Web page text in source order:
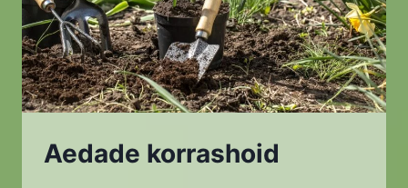
Aedade korrashoid